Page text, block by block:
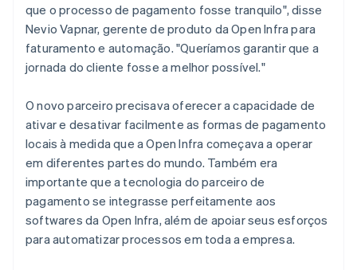
que o processo de pagamento fosse tranquilo", disse
Nevio Vapnar, gerente de produto da Open Infra para
faturamento e automação. "Queríamos garantir que a
jornada do cliente fosse a melhor possível."
O novo parceiro precisava oferecer a capacidade de
ativar e desativar facilmente as formas de pagamento
locais à medida que a Open Infra começava a operar
em diferentes partes do mundo. Também era
importante que a tecnologia do parceiro de
pagamento se integrasse perfeitamente aos
softwares da Open Infra, além de apoiar seus esforços
para automatizar processos em toda a empresa.